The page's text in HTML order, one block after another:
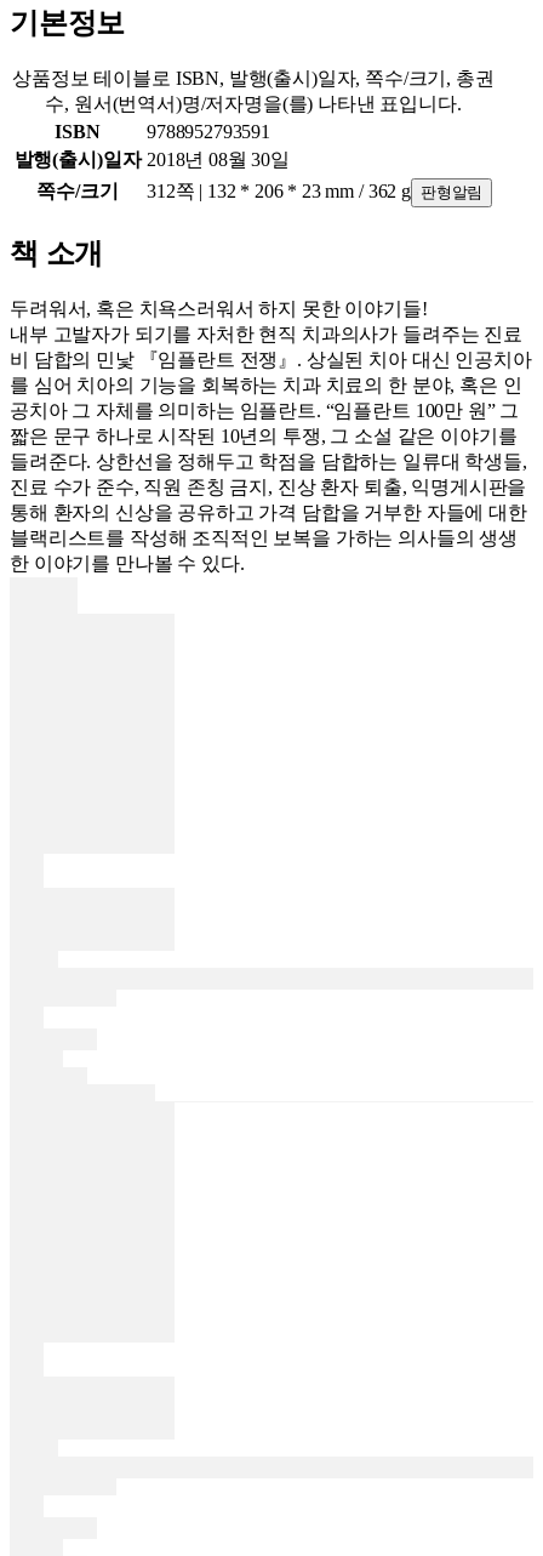
기본정보
상품정보 테이블로 ISBN, 발행(출시)일자, 쪽수/크기, 총권
수, 원서(번역서)명/저자명을(를) 나타낸 표입니다.
ISBN
9788952793591
발행(출시)일자 2018년 08월 30일
쪽수/크기
312쪽 | 132 * 206 * 23 mm / 362 g 판형알림
책 소개
두려워서, 혹은 치욕스러워서 하지 못한 이야기들!
내부 고발자가 되기를 자처한 현직 치과의사가 들려주는 진료
비 담합의 민낯 『임플란트 전쟁』. 상실된 치아 대신 인공치아
를 심어 치아의 기능을 회복하는 치과 치료의 한 분야, 혹은 인
공치아 그 자체를 의미하는 임플란트. “임플란트 100만 원” 그
짧은 문구 하나로 시작된 10년의 투쟁, 그 소설 같은 이야기를
들려준다. 상한선을 정해두고 학점을 담합하는 일류대 학생들,
진료 수가 준수, 직원 존칭 금지, 진상 환자 퇴출, 익명게시판을
통해 환자의 신상을 공유하고 가격 담합을 거부한 자들에 대한
블랙리스트를 작성해 조직적인 보복을 가하는 의사들의 생생
한 이야기를 만나볼 수 있다.